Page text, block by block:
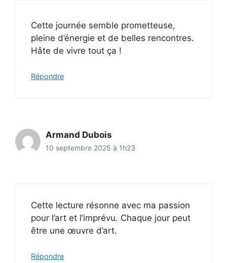
Cette journée semble prometteuse,
pleine d’énergie et de belles rencontres.
Hâte de vivre tout ça !
Répondre
Armand Dubois
10 septembre 2025 à 1h23
Cette lecture résonne avec ma passion
pour l’art et l’imprévu. Chaque jour peut
être une œuvre d’art.
Répondre